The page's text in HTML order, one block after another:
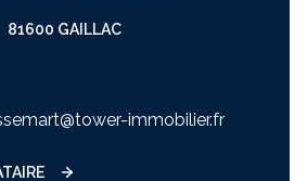
81600 GAILLAC
immobilier.fr